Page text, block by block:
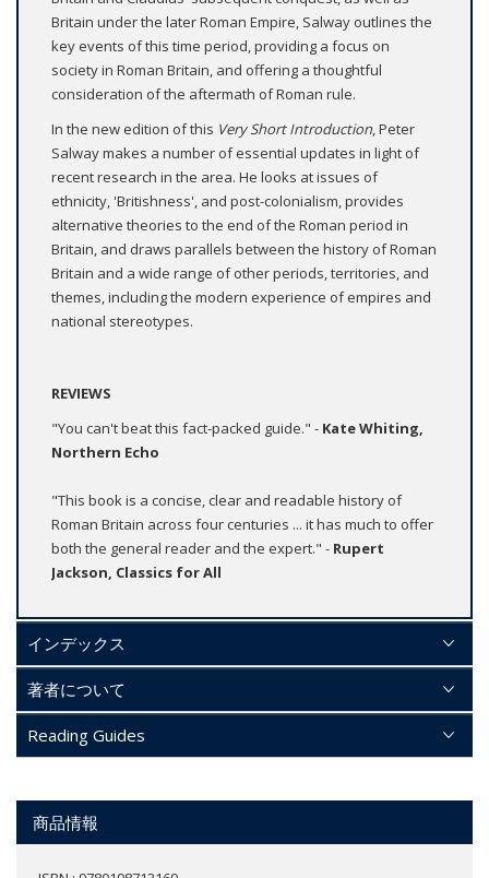
Britain under the later Roman Empire, Salway outlines the
key events of this time period, providing a focus on
society in Roman Britain, and offering a thoughtful
consideration of the aftermath of Roman rule.
In the new edition of this Very Short Introduction, Peter
Salway makes a number of essential updates in light of
recent research in the area. He looks at issues of
ethnicity, 'Britishness', and post-colonialism, provides
alternative theories to the end of the Roman period in
Britain, and draws parallels between the history of Roman
Britain and a wide range of other periods, territories, and
themes, including the modern experience of empires and
national stereotypes.
REVIEWS
"You can't beat this fact-packed guide." - Kate Whiting,
Northern Echo
"This book is a concise, clear and readable history of
Roman Britain across four centuries ... it has much to offer
both the general reader and the expert." - Rupert
Jackson, Classics for All
インデックス
著者について
Reading Guides
商品情報